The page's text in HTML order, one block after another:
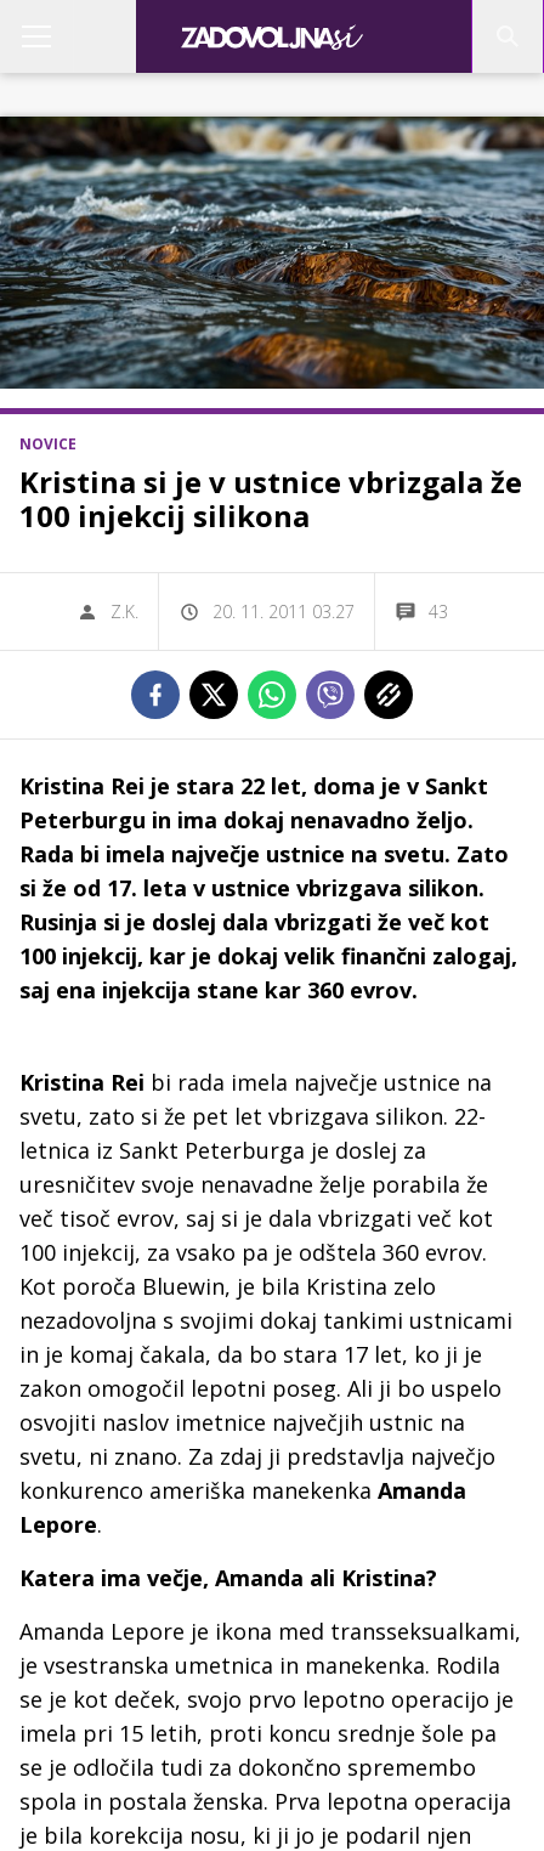
NOVICE
Kristina si je v ustnice vbrizgala že
100 injekcij silikona
Z.K. 20. 11. 2011 03.27 43
Kristina Rei je stara 22 let, doma je v Sankt
Peterburgu in ima dokaj nenavadno željo.
Rada bi imela največje ustnice na svetu. Zato
si že od 17. leta v ustnice vbrizgava silikon.
Rusinja si je doslej dala vbrizgati že več kot
100 injekcij, kar je dokaj velik finančni zalogaj,
saj ena injekcija stane kar 360 evrov.
Kristina Rei bi rada imela največje ustnice na
svetu, zato si že pet let vbrizgava silikon. 22-
letnica iz Sankt Peterburga je doslej za
uresničitev svoje nenavadne želje porabila že
več tisoč evrov, saj si je dala vbrizgati več kot
100 injekcij, za vsako pa je odštela 360 evrov.
Kot poroča Bluewin, je bila Kristina zelo
nezadovoljna s svojimi dokaj tankimi ustnicami
in je komaj čakala, da bo stara 17 let, ko ji je
zakon omogočil lepotni poseg. Ali ji bo uspelo
osvojiti naslov imetnice največjih ustnic na
svetu, ni znano. Za zdaj ji predstavlja največjo
konkurenco ameriška manekenka Amanda
Lepore.
Katera ima večje, Amanda ali Kristina?
Amanda Lepore je ikona med transseksualkami,
je vsestranska umetnica in manekenka. Rodila
se je kot deček, svojo prvo lepotno operacijo je
imela pri 15 letih, proti koncu srednje šole pa
se je odločila tudi za dokončno spremembo
spola in postala ženska. Prva lepotna operacija
je bila korekcija nosu, ki ji jo je podaril njen